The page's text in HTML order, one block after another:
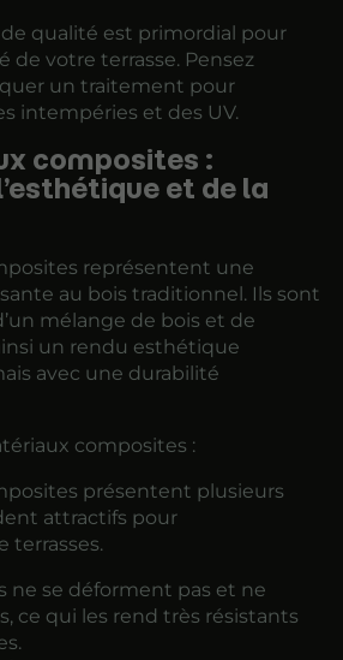
qualité est primordial pour
de votre terrasse. Pensez
un traitement pour
intempéries et des UV.
composites :
et de la
représentent une
au bois traditionnel. Ils sont
mélange de bois et de
un rendu esthétique
avec une durabilité
composites :
présentent plusieurs
attractifs pour
terrasses.
ne se déforment pas et ne
ce qui les rend très résistants